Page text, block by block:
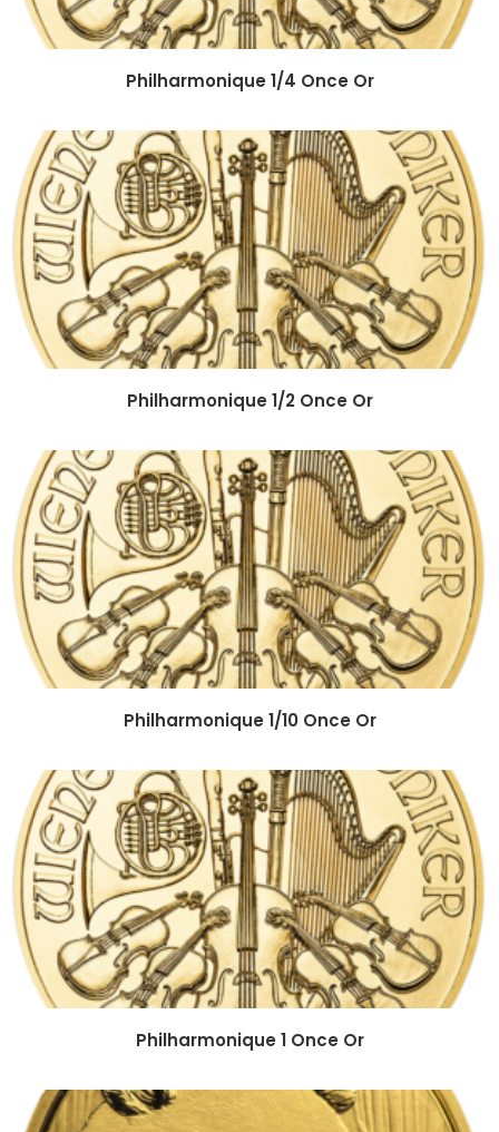
Philharmonique 1/4 Once Or
Philharmonique 1/2 Once Or
Philharmonique 1/10 Once Or
Philharmonique 1 Once Or